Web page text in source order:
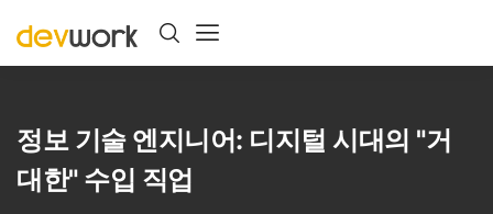
정보 기술 엔지니어: 디지털 시대의 "거
대한" 수입 직업